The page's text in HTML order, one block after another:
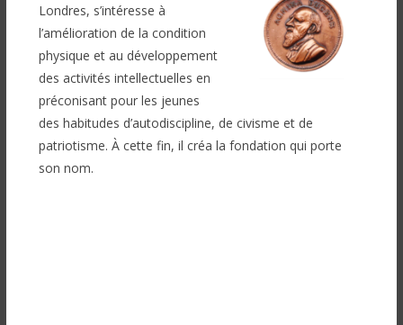
Londres, s’intéresse à
l’amélioration de la condition
physique et au développement
des activités intellectuelles en
préconisant pour les jeunes
des habitudes d’autodiscipline, de civisme et de
patriotisme. À cette fin, il créa la fondation qui porte
son nom.